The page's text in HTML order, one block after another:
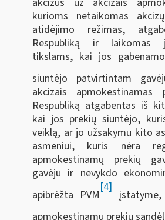
kurioms netaikomas
atidėjimo režimas,
Respubliką ir laikomas
tikslams, kai jos
siuntėjo patvirtintam
akcizais
Respubliką atgabentas iš
kai jos prekių siuntėjo,
veiklą, ar jo užsakymu kito
asmeniui, kuris nėra
apmokestinamų prekių
gavėju ir nevykdo
apibrėžta PVM
[4]
apmokestinamų prekių